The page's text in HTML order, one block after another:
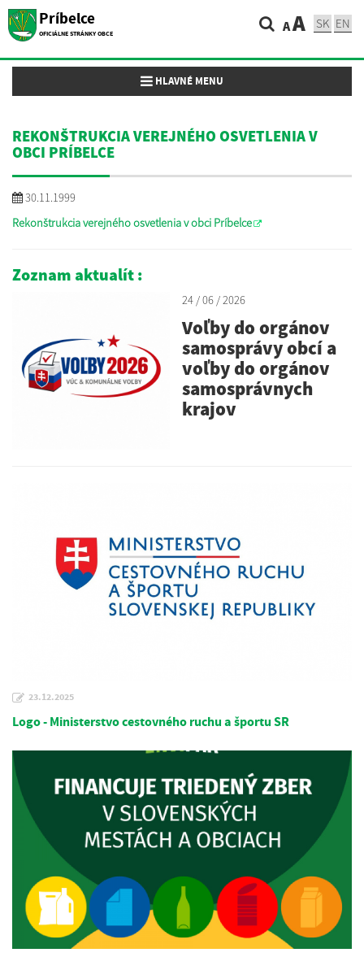
Príbelce
OFICIÁLNE STRÁNKY OBCE AA SK EN
Toggle navigation
HLAVNÉ MENU
REKONŠTRUKCIA VEREJNÉHO OSVETLENIA V
OBCI PRÍBELCE
30.11.1999
Rekonštrukcia verejného osvetlenia v obci Príbelce
Zoznam aktualít :
24 / 06 / 2026
Voľby do orgánov
samosprávy obcí a
voľby do orgánov
samosprávnych
krajov
23.12.2025
Logo - Ministerstvo cestovného ruchu a športu SR